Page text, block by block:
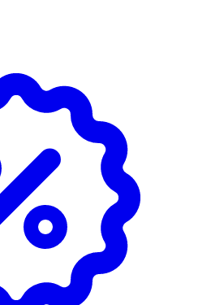
rakning.
Juice, Propylene Glycol,
Hyaluronic Acid,
Fruit Extract, PEG-40
CI 60730, CI 42090,
Sodium Benzoate,